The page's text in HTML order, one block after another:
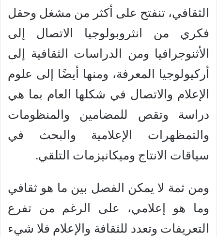
الثقافي، تنفتح على أكثر من مشغل وحقل
فكري من انثروبولوجيا الاتصال إلى
الأثنوجرافيا ومن الدراسات الثقافية إلى
أركيولوجيا المعرفة، ومنها أيضًا إلى علوم
الإعلام والاتصال في شكلها العام بما هي
دراسة وتقص للمضامين والمنظومات
والتمظهرات الإعلامية والبحث في
سياقات الانتاج وميكانيزمات التلقي.
ومن ثمة لا يمكن الفصل بين ما هو ثقافي
وما هو إعلامي، على الرغم من تفرع
التعريفات وتعدد للثقافة والإعلام فلا شيء